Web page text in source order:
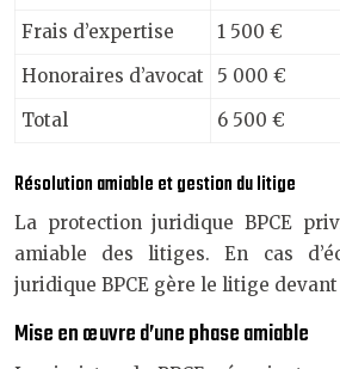
Frais d’expertise
1 500 €
Honoraires d’avocat
5 000 €
Total
6 500 €
Résolution amiable et gestion du litige
La protection juridique BPCE
amiable des litiges. En cas
juridique BPCE gère le litige
Mise en œuvre d’une phase amiable